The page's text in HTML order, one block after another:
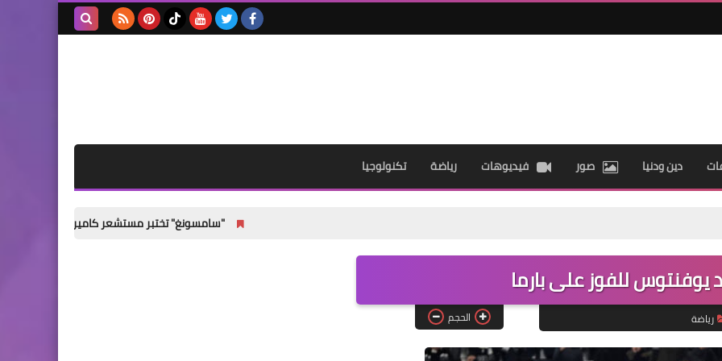
دين ودنيا صور فيديوهات رياضة تكنولوجيا
"سامسونغ" تختبر مستشعر كاميرا رئيسيًا جديدًا لهواتف Galaxy S27 القياسية
يوفنتوس للفوز على بارما
رياضة الحجم